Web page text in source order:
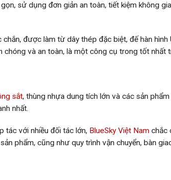
sử dụng đơn giản an toàn, tiết kiệm không
được làm từ dây thép đặc biệt, đế hàn hình
chóng và an toàn, là một công cụ trong tốt nhất
sắt, thùng nhựa dung tích lớn và các sản
nhất.
tác với nhiều đối tác lớn, BlueSky Việt Nam chắc
phẩm, cũng như quy trình vận chuyển, bàn